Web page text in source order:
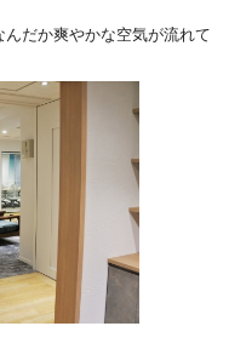
だか爽やかな空気が流れて